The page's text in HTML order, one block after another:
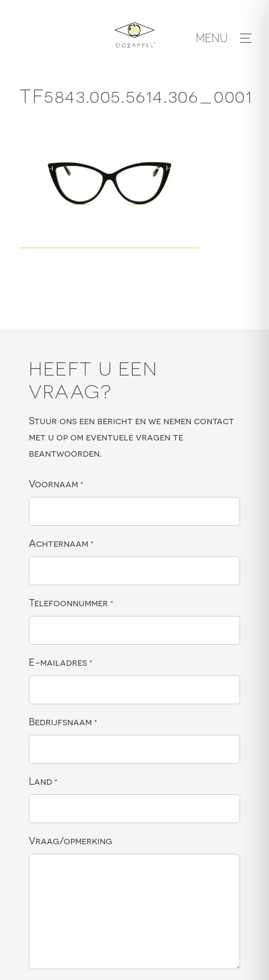
MENU
TF5843.005.5614.306_0001
HEEFT U EEN
VRAAG?
Stuur ons een bericht en we nemen contact
met u op om eventuele vragen te
beantwoorden.
Voornaam *
Achternaam *
Telefoonnummer *
E-mailadres *
Bedrijfsnaam *
Land *
Vraag/opmerking